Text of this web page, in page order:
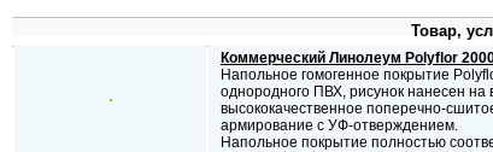
Товар,
Коммерческий Линолеум Polyflor
Напольное гомогенное покрытие
однородного ПВХ, рисунок нанесен
высококачественное поперечно-
армирование с УФ-отверждением.
Напольное покрытие полностью